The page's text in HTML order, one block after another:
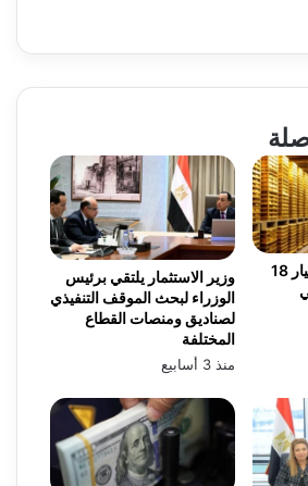
وزير الاستثمار يلتقي برئيس
الوزراء لبحث الموقف التنفيذي
لصناديق ومنصات القطاع
المختلفة
منذ 3 أسابيع
أسعار الذهب اليوم: عيار 18